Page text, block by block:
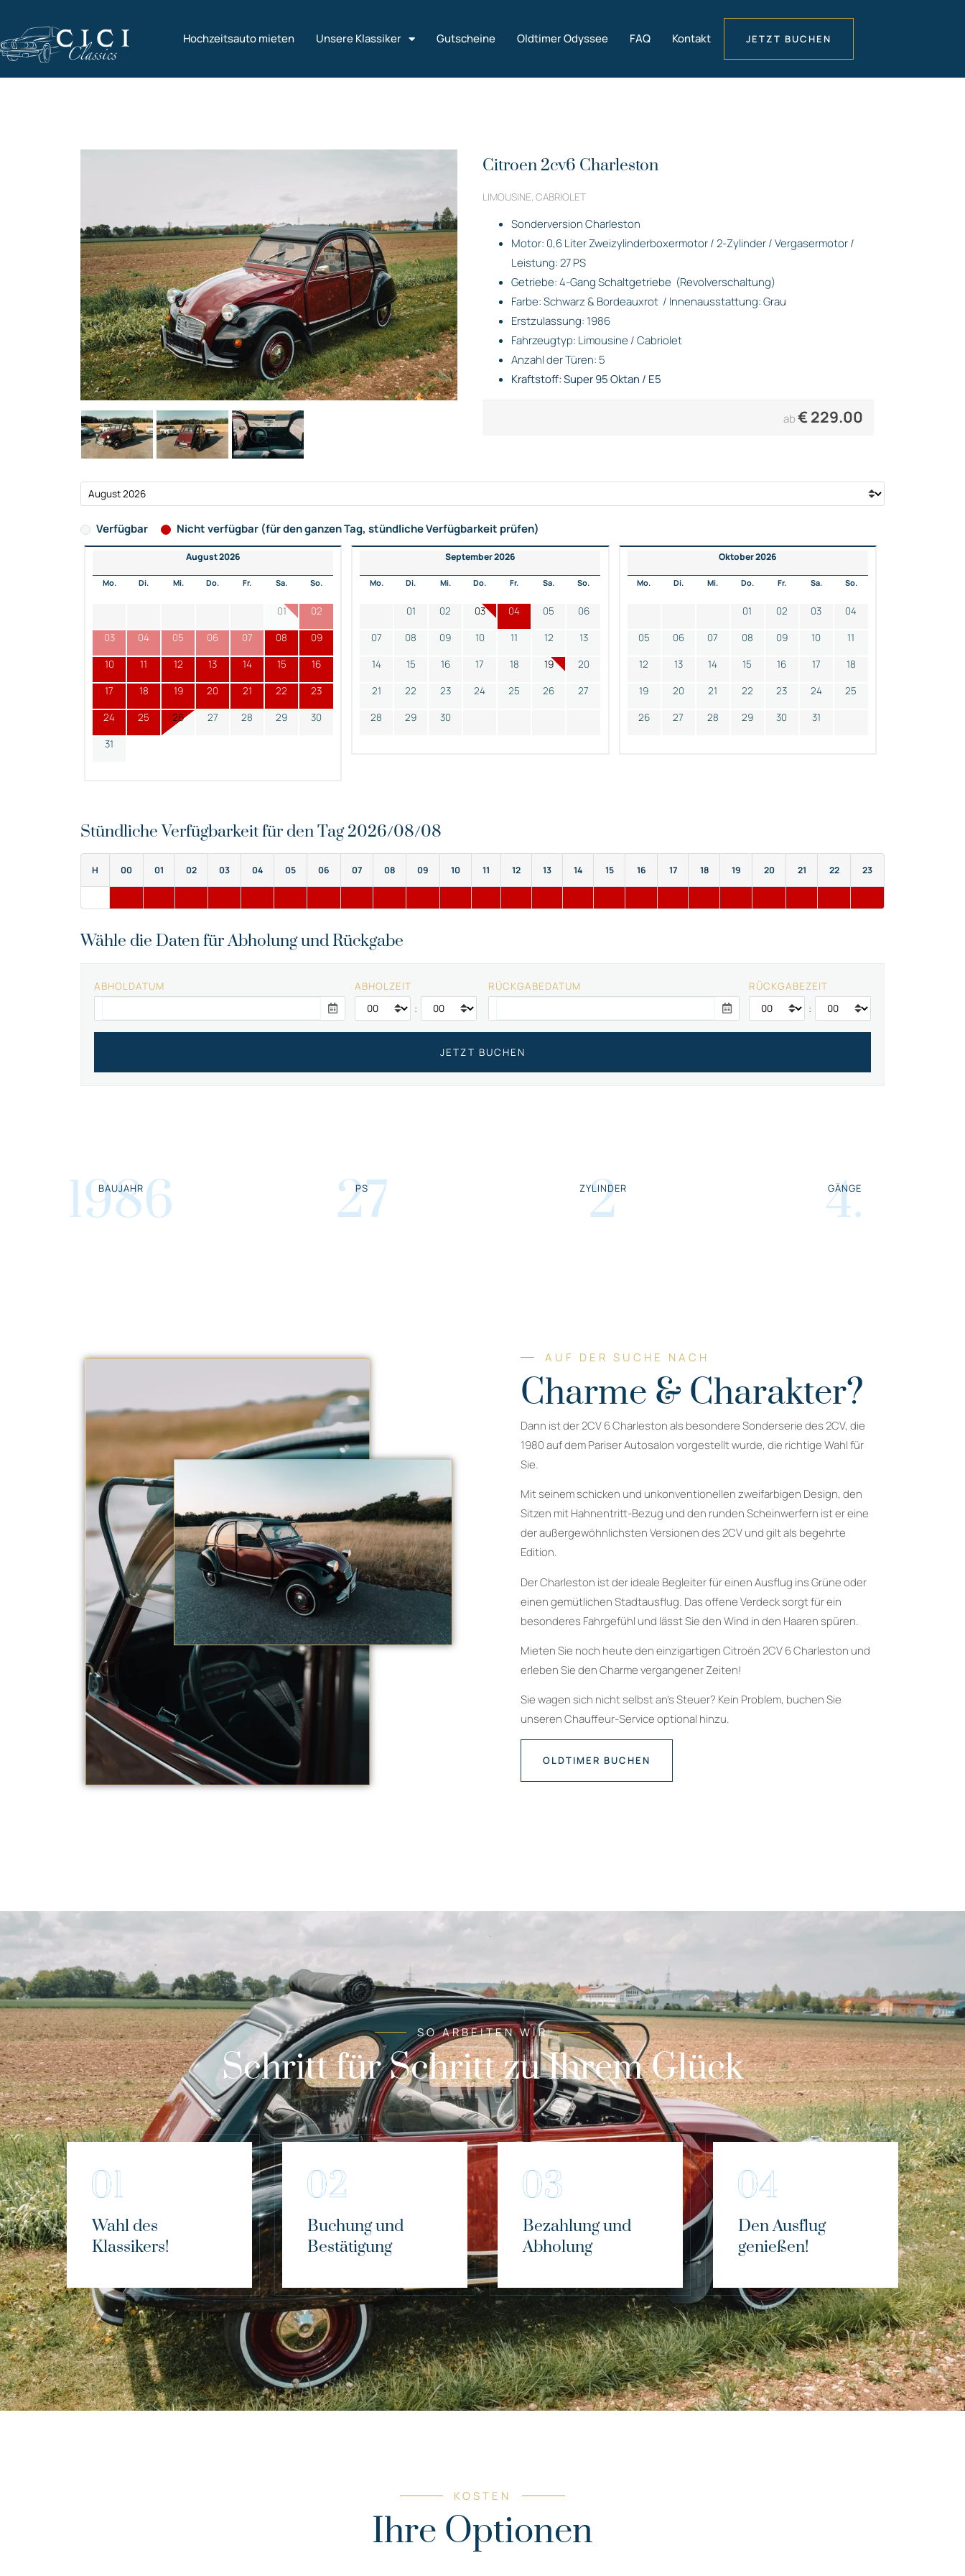
Hochzeitsauto mieten Unsere Klassiker Gutscheine Oldtimer Odyssee FAQ Kontakt JETZT BUCHEN
Citroen 2cv6 Charleston
LIMOUSINE, CABRIOLET
Sonderversion Charleston
Motor: 0,6 Liter Zweizylinderboxermotor / 2-Zylinder / Vergasermotor /
Leistung: 27 PS
Getriebe: 4-Gang Schaltgetriebe (Revolverschaltung)
Farbe: Schwarz & Bordeauxrot / Innenausstattung: Grau
Erstzulassung: 1986
Fahrzeugtyp: Limousine / Cabriolet
Anzahl der Türen: 5
Kraftstoff: Super 95 Oktan / E5
ab€229.00
Verfügbar Nicht verfügbar (für den ganzen Tag, stündliche Verfügbarkeit prüfen)
August 2026
Mo. Di. Mi. Do. Fr. Sa. So.
01 02
03 04 05 06 07 08 09
10 11 12 13 14 15 16
17 18 19 20 21 22 23
24 25 26 27 28 29 30
31
September 2026
Mo. Di. Mi. Do. Fr. Sa. So.
01 02 03 04 05 06
07 08 09 10 11 12 13
14 15 16 17 18 19 20
21 22 23 24 25 26 27
28 29 30
Oktober 2026
Mo. Di. Mi. Do. Fr. Sa. So.
01 02 03 04
05 06 07 08 09 10 11
12 13 14 15 16 17 18
19 20 21 22 23 24 25
26 27 28 29 30 31
Stündliche Verfügbarkeit für den Tag 2026/08/08
H 00 01 02 03 04 05 06 07 08 09 10 11 12 13 14 15 16 17 18 19 20 21 22 23
Wähle die Daten für Abholung und Rückgabe
ABHOLDATUM ABHOLZEIT
:
RÜCKGABEDATUM RÜCKGABEZEIT
:
1986
BAUJAHR 27
PS 2
ZYLINDER 4.
GÄNGE
AUF DER SUCHE NACH
Charme & Charakter?
Dann ist der 2CV 6 Charleston als besondere Sonderserie des 2CV, die
1980 auf dem Pariser Autosalon vorgestellt wurde, die richtige Wahl für
Sie.
Mit seinem schicken und unkonventionellen zweifarbigen Design, den
Sitzen mit Hahnentritt-Bezug und den runden Scheinwerfern ist er eine
der außergewöhnlichsten Versionen des 2CV und gilt als begehrte
Edition.
Der Charleston ist der ideale Begleiter für einen Ausflug ins Grüne oder
einen gemütlichen Stadtausflug. Das offene Verdeck sorgt für ein
besonderes Fahrgefühl und lässt Sie den Wind in den Haaren spüren.
Mieten Sie noch heute den einzigartigen Citroën 2CV 6 Charleston und
erleben Sie den Charme vergangener Zeiten!
Sie wagen sich nicht selbst an’s Steuer? Kein Problem, buchen Sie
unseren Chauffeur-Service optional hinzu.
OLDTIMER BUCHEN
SO ARBEITEN WIR
Schritt für Schritt zu Ihrem Glück
Wahl des
Klassikers!
Buchung und
Bestätigung
Bezahlung und
Abholung
Den Ausflug
genießen!
KOSTEN
Ihre Optionen